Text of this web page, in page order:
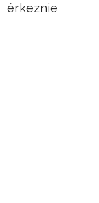
érkeznie